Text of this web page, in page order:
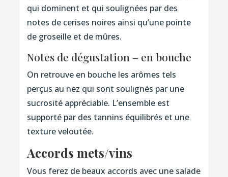
qui dominent et qui soulignées par des
notes de cerises noires ainsi qu’une pointe
de groseille et de mûres.
Notes de dégustation – en bouche
On retrouve en bouche les arômes tels
perçus au nez qui sont soulignés par une
sucrosité appréciable. L’ensemble est
supporté par des tannins équilibrés et une
texture veloutée.
Accords mets/vins
Vous ferez de beaux accords avec une salade